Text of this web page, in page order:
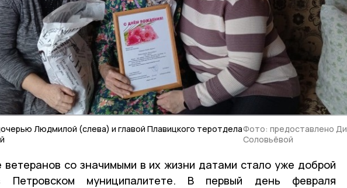
Людмилой (слева) и главой Плавицкого теротделаФото: предоставлено
Соловьёвой
ветеранов со значимыми в их жизни датами стало уже доброй
Петровском муниципалитете. В первый день февраля